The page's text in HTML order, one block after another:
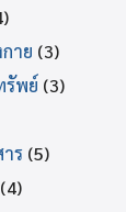
าย (3)
รัพย์ (3)
ร (5)
(4)